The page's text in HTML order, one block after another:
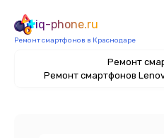
iq-phone.ru
Ремонт смартфонов в Краснодаре
Ремонт
Ремонт смартфонов